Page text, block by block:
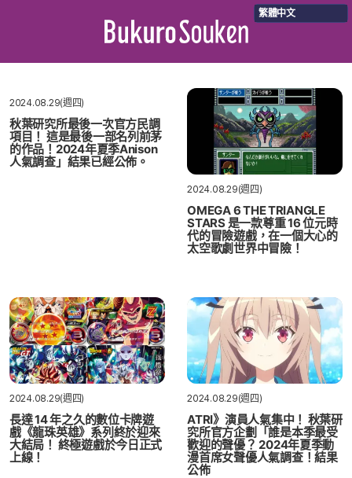
繁體中文
2024.08.29(週四)
秋葉研究所最後一次官方民調
項目！ 這是最後一部名列前茅
的作品！2024年夏季Anison
人氣調查」結果已經公佈。
2024.08.29(週四)
OMEGA 6 THE TRIANGLE
STARS 是一款尊重 16 位元時
代的冒險遊戲，在一個大心的
太空歌劇世界中冒險！
2024.08.29(週四)
長達 14 年之久的數位卡牌遊
戲《龍珠英雄》系列終於迎來
大結局！ 終極遊戲於今日正式
上線！
2024.08.29(週四)
ATRI》演員人氣集中！ 秋葉研
究所官方企劃「誰是本季最受
歡迎的聲優？ 2024年夏季動
漫首席女聲優人氣調查！結果
公佈